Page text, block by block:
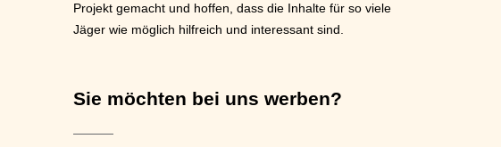
Projekt gemacht und hoffen, dass die Inhalte für so viele
Jäger wie möglich hilfreich und interessant sind.
Sie möchten bei uns werben?